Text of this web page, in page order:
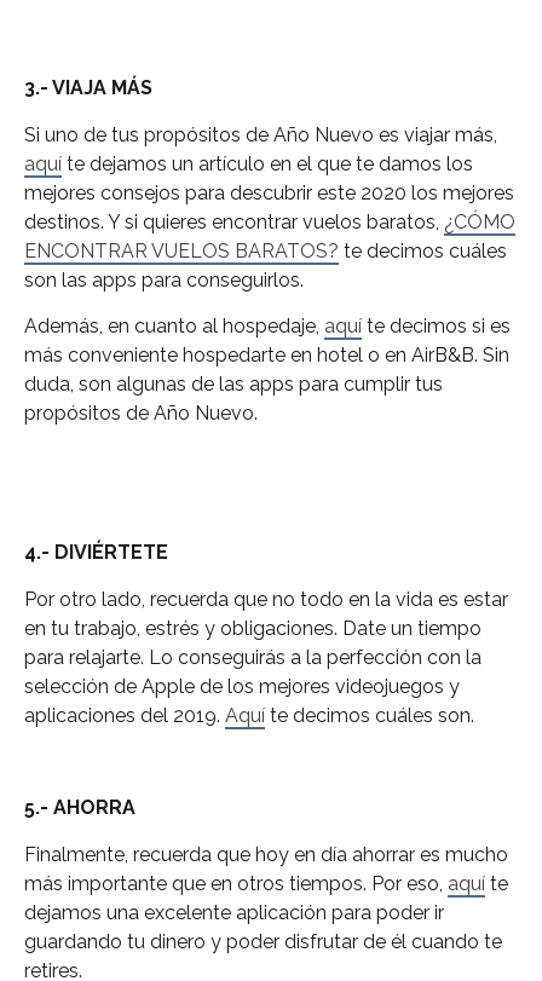
3.- VIAJA MÁS
Si uno de tus propósitos de Año Nuevo es viajar más,
aquí te dejamos un artículo en el que te damos los
mejores consejos para descubrir este 2020 los mejores
destinos. Y si quieres encontrar vuelos baratos, ¿CÓMO
ENCONTRAR VUELOS BARATOS? te decimos cuáles
son las apps para conseguirlos.
Además, en cuanto al hospedaje, aquí te decimos si es
más conveniente hospedarte en hotel o en AirB&B. Sin
duda, son algunas de las apps para cumplir tus
propósitos de Año Nuevo.
4.- DIVIÉRTETE
Por otro lado, recuerda que no todo en la vida es estar
en tu trabajo, estrés y obligaciones. Date un tiempo
para relajarte. Lo conseguirás a la perfección con la
selección de Apple de los mejores videojuegos y
aplicaciones del 2019. Aquí te decimos cuáles son.
5.- AHORRA
Finalmente, recuerda que hoy en día ahorrar es mucho
más importante que en otros tiempos. Por eso, aquí te
dejamos una excelente aplicación para poder ir
guardando tu dinero y poder disfrutar de él cuando te
retires.